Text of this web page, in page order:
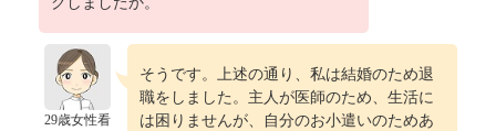
29歳女性看
そうです。上述の通り、私は結婚のため退
職をしました。主人が医師のため、生活に
は困りませんが、自分のお小遣いのためあ